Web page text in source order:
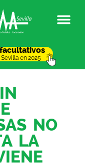
en 2025
NO
LA